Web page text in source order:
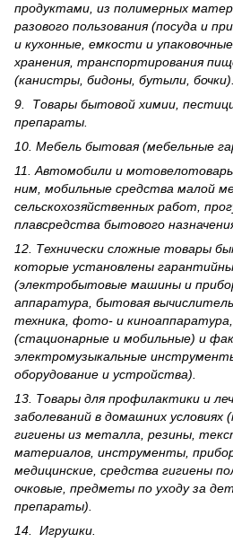
продуктами, из полимерных
разового пользования (посуда и
и кухонные, емкости и
хранения, транспортирования
(канистры, бидоны, бутыли, бочки).
9. Товары бытовой химии,
препараты.
10. Мебель бытовая (мебельные
11. Автомобили и
ним, мобильные средства малой
сельскохозяйственных работ,
плавсредства бытового
12. Технически сложные товары
которые установлены
(электробытовые машины и
аппаратура, бытовая
техника, фото- и
(стационарные и мобильные) и
электрому­зыкальные
оборудование и устройства).
13. Товары для профилактики и
заболеваний в домашних
гигиены из металла, резины,
материалов, инструменты,
медицинские, средства гигиены
очковые, предметы по уходу за
препараты).
14. Игрушки.